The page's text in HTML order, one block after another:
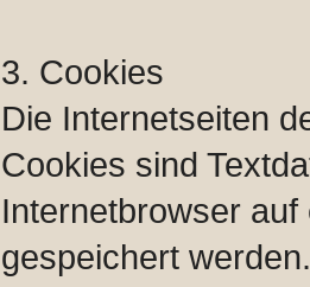
3. Cookies
Die Internetseiten
Cookies sind
Internetbrowser
gespeichert werden.